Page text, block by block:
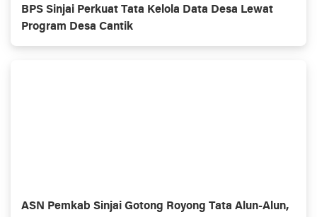
BPS Sinjai Perkuat Tata Kelola Data Desa Lewat
Program Desa Cantik
ASN Pemkab Sinjai Gotong Royong Tata Alun-Alun,